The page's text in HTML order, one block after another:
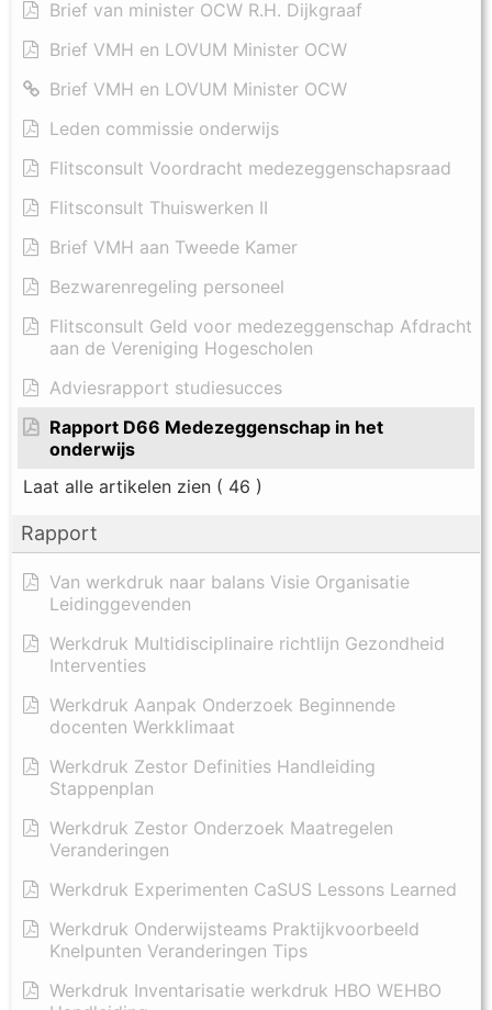
Brief van minister OCW R.H. Dijkgraaf
Brief VMH en LOVUM Minister OCW
Brief VMH en LOVUM Minister OCW
Leden commissie onderwijs
Flitsconsult Voordracht medezeggenschapsraad
Flitsconsult Thuiswerken II
Brief VMH aan Tweede Kamer
Bezwarenregeling personeel
Flitsconsult Geld voor medezeggenschap Afdracht
aan de Vereniging Hogescholen
Adviesrapport studiesucces
Rapport D66 Medezeggenschap in het
onderwijs
Laat alle artikelen zien ( 46 )
Rapport
Van werkdruk naar balans Visie Organisatie
Leidinggevenden
Werkdruk Multidisciplinaire richtlijn Gezondheid
Interventies
Werkdruk Aanpak Onderzoek Beginnende
docenten Werkklimaat
Werkdruk Zestor Definities Handleiding
Stappenplan
Werkdruk Zestor Onderzoek Maatregelen
Veranderingen
Werkdruk Experimenten CaSUS Lessons Learned
Werkdruk Onderwijsteams Praktijkvoorbeeld
Knelpunten Veranderingen Tips
Werkdruk Inventarisatie werkdruk HBO WEHBO